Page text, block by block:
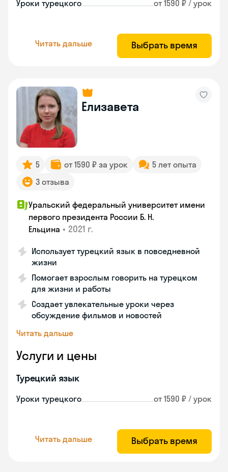
Уроки турецкого от 1590 ₽ / урок
Читать дальше Выбрать время
Елизавета
5 от 1590 ₽ за урок
5 лет опыта
3 отзыва
Уральский федеральный университет имени
первого президента России Б. Н.
Ельцина • 2021 г.
Использует турецкий язык в повседневной
жизни
Помогает взрослым говорить на турецком
для жизни и работы
Создает увлекательные уроки через
обсуждение фильмов и новостей
Читать дальше
Услуги и цены
Турецкий язык
Уроки турецкого от 1590 ₽ / урок
Читать дальше Выбрать время